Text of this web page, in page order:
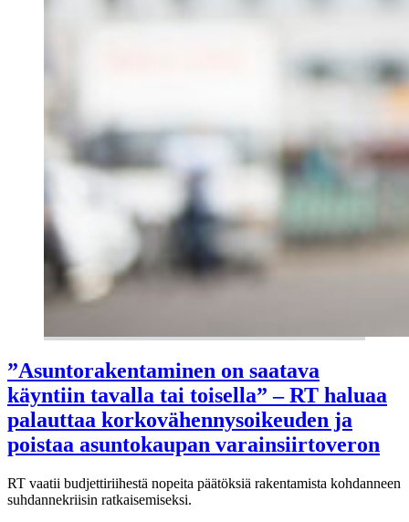
”Asuntorakentaminen on saatava
käyntiin tavalla tai toisella” – RT haluaa
palauttaa korkovähennysoikeuden ja
poistaa asuntokaupan varainsiirtoveron
RT vaatii budjettiriihestä nopeita päätöksiä rakentamista kohdanneen
suhdannekriisin ratkaisemiseksi.